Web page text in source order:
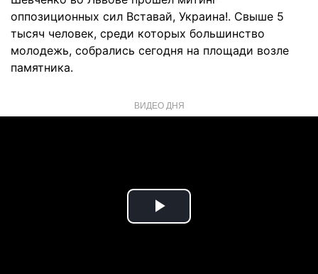
оппозиционных сил Вставай, Украина!. Свыше 5
тысяч человек, среди которых большинство
молодежь, собрались сегодня на площади возле
памятника.
ВИДЕО ДНЯ
Play